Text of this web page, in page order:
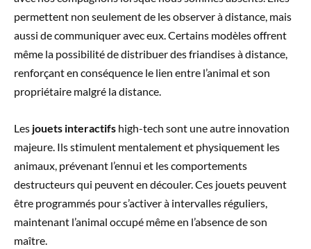
permettent non seulement de les observer à distance, mais
aussi de communiquer avec eux. Certains modèles offrent
même la possibilité de distribuer des friandises à distance,
renforçant en conséquence le lien entre l’animal et son
propriétaire malgré la distance.
Les jouets interactifs high-tech sont une autre innovation
majeure. Ils stimulent mentalement et physiquement les
animaux, prévenant l’ennui et les comportements
destructeurs qui peuvent en découler. Ces jouets peuvent
être programmés pour s’activer à intervalles réguliers,
maintenant l’animal occupé même en l’absence de son
maître.